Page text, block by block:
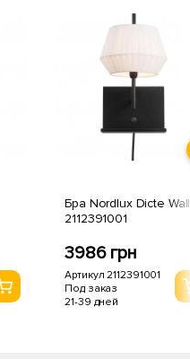
Бра Nordlux Dicte Wall
2112391001
3986 грн
Артикул 2112391001
Под заказ
21-39 дней